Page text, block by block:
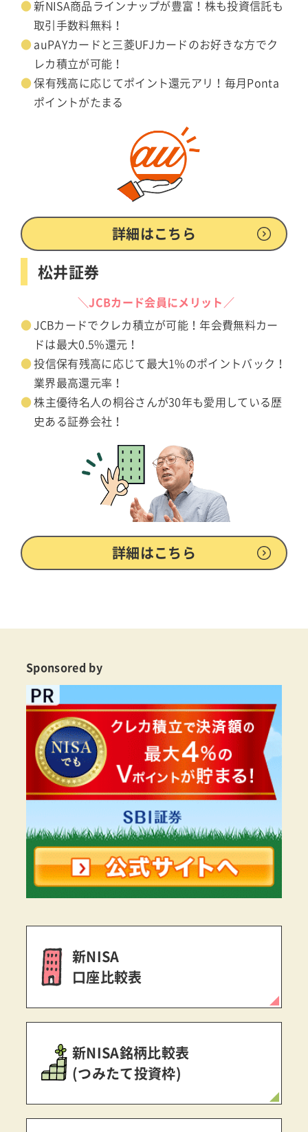
新NISA商品ラインナップが豊富！株も投資信託も
取引手数料無料！
auPAYカードと三菱UFJカードのお好きな方でク
レカ積立が可能！
保有残高に応じてポイント還元アリ！毎月Ponta
ポイントがたまる
詳細はこちら
松井証券
＼JCBカード会員にメリット／
JCBカードでクレカ積立が可能！年会費無料カー
ドは最大0.5%還元！
投信保有残高に応じて最大1%のポイントバック！
業界最高還元率！
株主優待名人の桐谷さんが30年も愛用している歴
史ある証券会社！
詳細はこちら
Sponsored by
新NISA
口座比較表
新NISA銘柄比較表
(つみたて投資枠)